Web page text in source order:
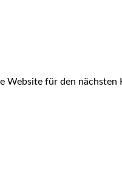
Website für den nächsten